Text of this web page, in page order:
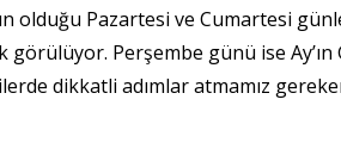
olduğu Pazartesi ve Cumartesi
görülüyor. Perşembe günü ise Ay’ın
dikkatli adımlar atmamız